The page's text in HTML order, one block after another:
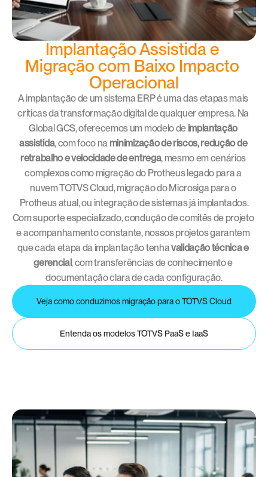
Implantação Assistida e
Migração com Baixo Impacto
Operacional
A implantação de um sistema ERP é uma das etapas mais
críticas da transformação digital de qualquer empresa. Na
Global GCS, oferecemos um modelo de implantação
assistida, com foco na minimização de riscos, redução de
retrabalho e velocidade de entrega, mesmo em cenários
complexos como migração do Protheus legado para a
nuvem TOTVS Cloud, migração do Microsiga para o
Protheus atual, ou integração de sistemas já implantados.
Com suporte especializado, condução de comitês de projeto
e acompanhamento constante, nossos projetos garantem
que cada etapa da implantação tenha validação técnica e
gerencial, com transferências de conhecimento e
documentação clara de cada configuração.
Veja como conduzimos migração para o TOTVS Cloud
Entenda os modelos TOTVS PaaS e IaaS